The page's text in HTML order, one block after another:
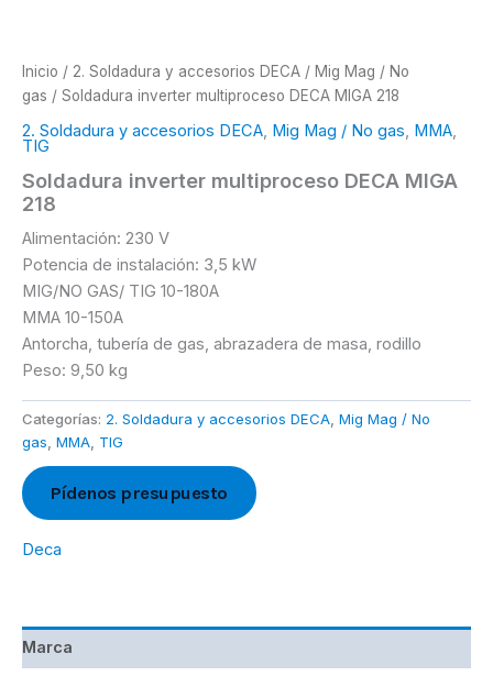
Inicio / 2. Soldadura y accesorios DECA / Mig Mag / No
gas / Soldadura inverter multiproceso DECA MIGA 218
2. Soldadura y accesorios DECA, Mig Mag / No gas, MMA,
TIG
Soldadura inverter multiproceso DECA MIGA
218
Alimentación: 230 V
Potencia de instalación: 3,5 kW
MIG/NO GAS/ TIG 10-180A
MMA 10-150A
Antorcha, tubería de gas, abrazadera de masa, rodillo
Peso: 9,50 kg
Categorías: 2. Soldadura y accesorios DECA, Mig Mag / No
gas, MMA, TIG
Pídenos presupuesto
Deca
Marca